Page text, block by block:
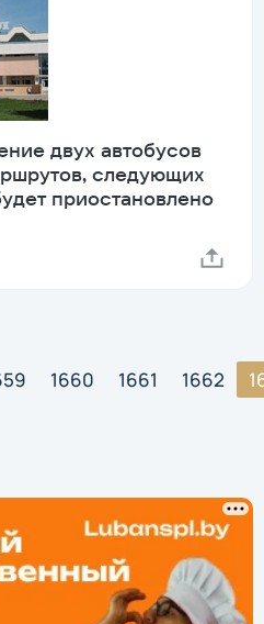
двух автобусов
следующих
приостановлено
1660 1661 1662